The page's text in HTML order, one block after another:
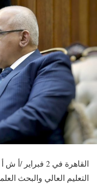
القاهرة في 2
التعليم العالي والبحث